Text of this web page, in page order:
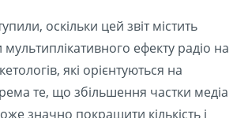
оскільки цей звіт містить
ефекту радіо на
які орієнтуються на
те, що збільшення частки медіа
значно покращити кількість і